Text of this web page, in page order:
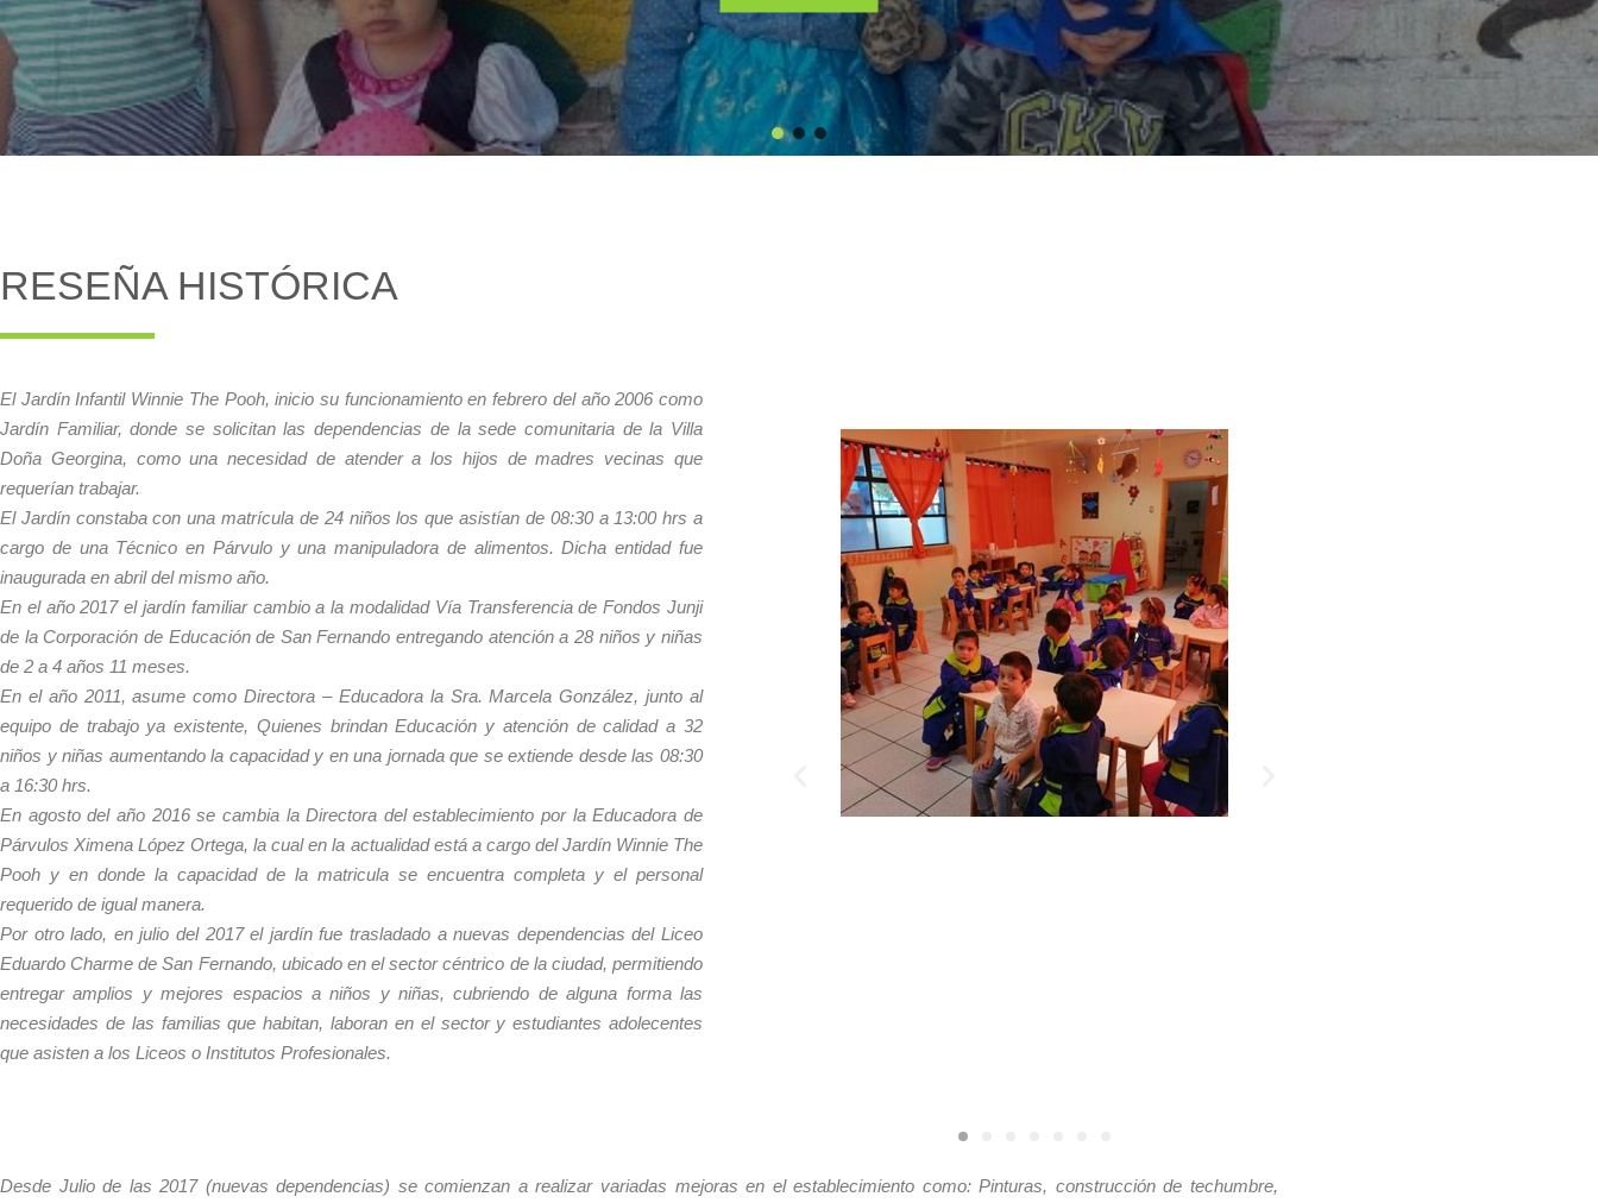
RESEÑA HISTÓRICA
El Jardín Infantil Winnie The Pooh, inicio su funcionamiento en febrero del año 2006 como
Jardín Familiar, donde se solicitan las dependencias de la sede comunitaria de la Villa
Doña Georgina, como una necesidad de atender a los hijos de madres vecinas que
requerían trabajar.
El Jardín constaba con una matrícula de 24 niños los que asistían de 08:30 a 13:00 hrs a
cargo de una Técnico en Párvulo y una manipuladora de alimentos. Dicha entidad fue
inaugurada en abril del mismo año.
En el año 2017 el jardín familiar cambio a la modalidad Vía Transferencia de Fondos Junji
de la Corporación de Educación de San Fernando entregando atención a 28 niños y niñas
de 2 a 4 años 11 meses.
En el año 2011, asume como Directora – Educadora la Sra. Marcela González, junto al
equipo de trabajo ya existente, Quienes brindan Educación y atención de calidad a 32
niños y niñas aumentando la capacidad y en una jornada que se extiende desde las 08:30
a 16:30 hrs.
En agosto del año 2016 se cambia la Directora del establecimiento por la Educadora de
Párvulos Ximena López Ortega, la cual en la actualidad está a cargo del Jardín Winnie The
Pooh y en donde la capacidad de la matricula se encuentra completa y el personal
requerido de igual manera.
Por otro lado, en julio del 2017 el jardín fue trasladado a nuevas dependencias del Liceo
Eduardo Charme de San Fernando, ubicado en el sector céntrico de la ciudad, permitiendo
entregar amplios y mejores espacios a niños y niñas, cubriendo de alguna forma las
necesidades de las familias que habitan, laboran en el sector y estudiantes adolecentes
que asisten a los Liceos o Institutos Profesionales.
Desde Julio de las 2017 (nuevas dependencias) se comienzan a realizar variadas mejoras en el establecimiento como: Pinturas, construcción de techumbre,